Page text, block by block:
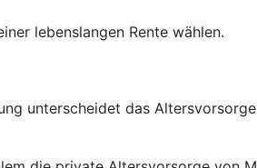
lebenslangen Rente wählen.
unterscheidet das